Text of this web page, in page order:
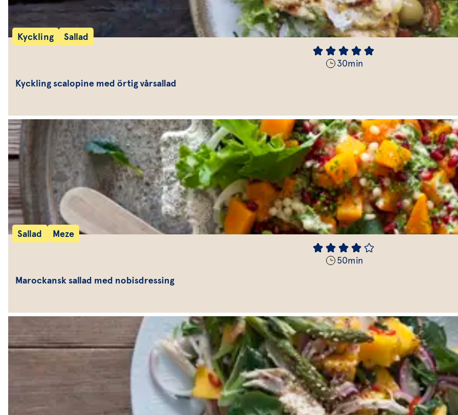
Kyckling Sallad
30min
Kyckling scalopine med örtig vårsallad
Sallad Meze
50min
Marockansk sallad med nobisdressing